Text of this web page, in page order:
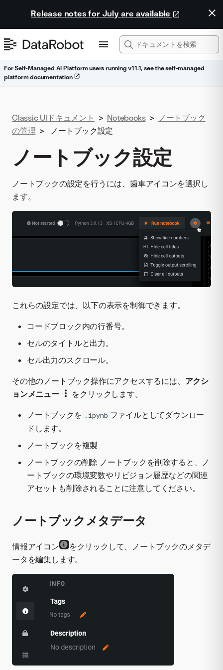
Release notes for July are available
For Self-Managed AI Platform users running v11.1, see the self-managed
platform documentation
Classic UIドキュメント > Notebooks > ノートブック
の管理 > ノートブック設定
ノートブック設定
ノートブックの設定を行うには、歯車アイコンを選択し
ます。
これらの設定では、以下の表示を制御できます。
コードブロック内の行番号。
セルのタイトルと出力。
セル出力のスクロール。
その他のノートブック操作にアクセスするには、 アクシ
ョンメニュー
をクリックします。
ノートブックを .ipynb ファイルとしてダウンロー
ドします。
ノートブックを複製
ノートブックの削除 ノートブックを削除すると、ノ
ートブックの環境変数やリビジョン履歴などの関連
アセットも削除されることに注意してください。
ノートブックメタデータ
情報アイコン
をクリックして、ノートブックのメタデ
ータを編集します。